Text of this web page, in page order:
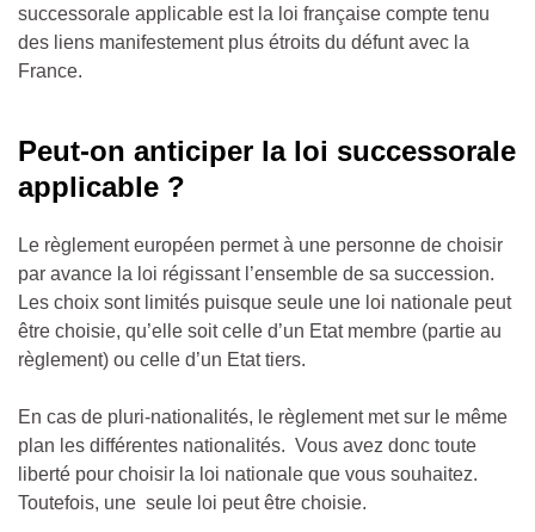
successorale applicable est la loi française compte tenu
des liens manifestement plus étroits du défunt avec la
France.
Peut-on anticiper la loi successorale
applicable ?
Le règlement européen permet à une personne de choisir
par avance la loi régissant l’ensemble de sa succession.
Les choix sont limités puisque seule une loi nationale peut
être choisie, qu’elle soit celle d’un Etat membre (partie au
règlement) ou celle d’un Etat tiers.
En cas de pluri-nationalités, le règlement met sur le même
plan les différentes nationalités. Vous avez donc toute
liberté pour choisir la loi nationale que vous souhaitez.
Toutefois, une seule loi peut être choisie.